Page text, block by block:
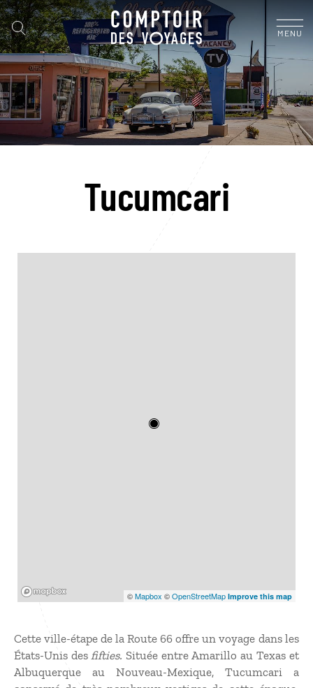
MENU
Tucumcari
©Mapbox ©OpenStreetMap Improve this map
Cette ville-étape de la Route 66 offre un voyage dans les
États-Unis des fifties. Située entre Amarillo au Texas et
Albuquerque au Nouveau-Mexique, Tucumcari a